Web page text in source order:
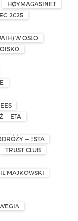
HØYMAGASINET
2025
W OSLO
— ETA
— ESTA
TRUST CLUB
MAJKOWSKI